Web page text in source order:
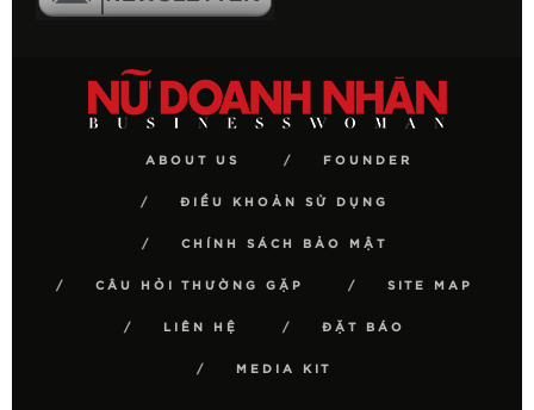
ABOUT US FOUNDER
ĐIỀU KHOẢN SỬ DỤNG
CHÍNH SÁCH BẢO MẬT
CÂU HỎI THƯỜNG GẶP SITE MAP
LIÊN HỆ ĐẶT BÁO
MEDIA KIT